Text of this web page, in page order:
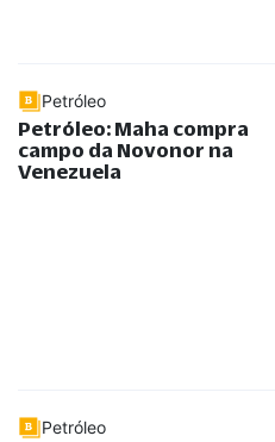
Petróleo
Petróleo: Maha compra
campo da Novonor na
Venezuela
Petróleo